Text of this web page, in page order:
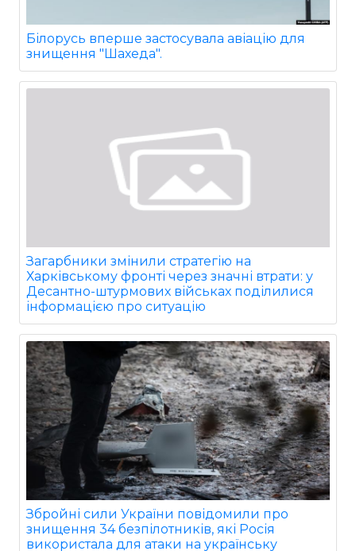
Білорусь вперше застосувала авіацію для
знищення "Шахеда".
Загарбники змінили стратегію на
Харківському фронті через значні втрати: у
Десантно-штурмових військах поділилися
інформацією про ситуацію
Збройні сили України повідомили про
знищення 34 безпілотників, які Росія
використала для атаки на українську